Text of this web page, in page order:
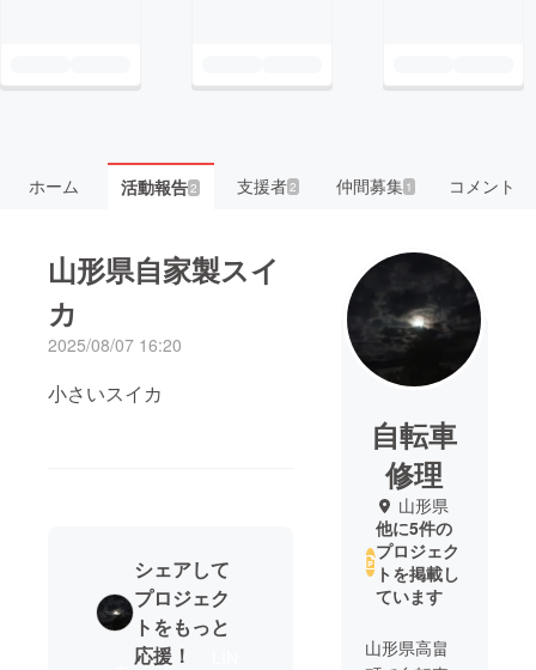
ホーム 活動報告2 支援者 2 仲間募集 1 コメント
山形県自家製スイ
カ
2025/08/07 16:20
小さいスイカ
シェアして
プロジェク
トをもっと
応援！
自転車
修理
山形県
他に5件の
プロジェク
トを掲載し
ています
山形県高畠